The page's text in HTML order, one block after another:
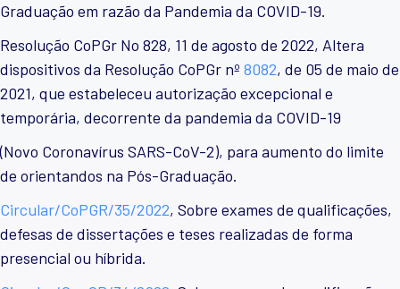
Graduação em razão da Pandemia da COVID-19.
Resolução CoPGr No 828, 11 de agosto de 2022, Altera
dispositivos da Resolução CoPGr nº 8082, de 05 de maio de
2021, que estabeleceu autorização excepcional e
temporária, decorrente da pandemia da COVID-19
(Novo Coronavírus SARS-CoV-2), para aumento do limite
de orientandos na Pós-Graduação.
Circular/CoPGR/35/2022, Sobre exames de qualificações,
defesas de dissertações e teses realizadas de forma
presencial ou híbrida.